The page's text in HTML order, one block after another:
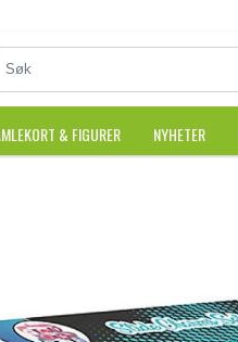
& FIGURER NYHETER